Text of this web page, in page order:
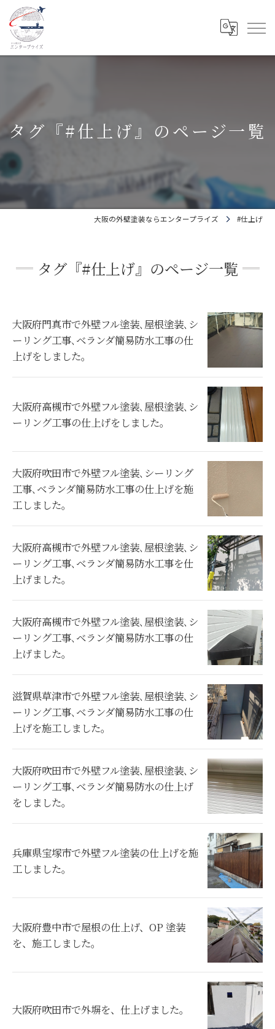
タグ『#仕上げ』のページ一覧
大阪の外壁塗装ならエンタープライズ #仕上げ
タグ『#仕上げ』のページ一覧
大阪府門真市で外壁フル塗装､屋根塗装､シ
ーリング工事､ベランダ簡易防水工事の仕
上げをしました。
大阪府高槻市で外壁フル塗装､屋根塗装､シ
ーリング工事の仕上げをしました。
大阪府吹田市で外壁フル塗装､シーリング
工事､ベランダ簡易防水工事の仕上げを施
工しました。
大阪府高槻市で外壁フル塗装､屋根塗装､シ
ーリング工事､ベランダ簡易防水工事を仕
上げました。
大阪府高槻市で外壁フル塗装､屋根塗装､シ
ーリング工事､ベランダ簡易防水工事の仕
上げました。
滋賀県草津市で外壁フル塗装､屋根塗装､シ
ーリング工事､ベランダ簡易防水工事の仕
上げを施工しました。
大阪府吹田市で外壁フル塗装､屋根塗装､シ
ーリング工事､ベランダ簡易防水の仕上げ
をしました。
兵庫県宝塚市で外壁フル塗装の仕上げを施
工しました。
大阪府豊中市で屋根の仕上げ、OP 塗装
を、施工しました。
大阪府吹田市で外塀を、仕上げました。